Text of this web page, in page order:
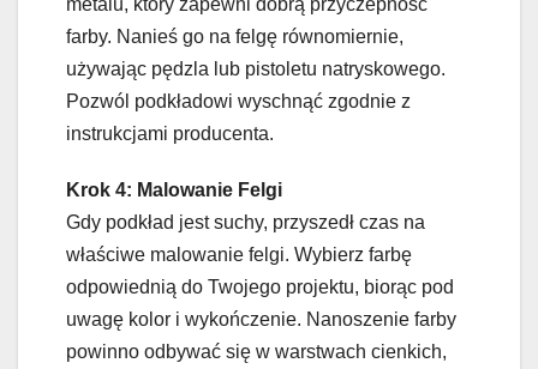
farby. Nanieś go na felgę równomiernie,
używając pędzla lub pistoletu natryskowego.
Pozwól podkładowi wyschnąć zgodnie z
instrukcjami producenta.
Krok 4: Malowanie Felgi
Gdy podkład jest suchy, przyszedł czas na
właściwe malowanie felgi. Wybierz farbę
odpowiednią do Twojego projektu, biorąc pod
uwagę kolor i wykończenie. Nanoszenie farby
powinno odbywać się w warstwach cienkich,